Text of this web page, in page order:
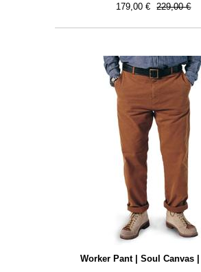
179,00 € 229,00 €
Worker Pant | Soul Canvas |